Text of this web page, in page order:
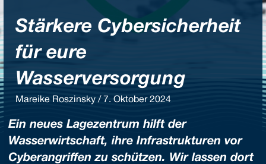
Stärkere Cybersicherheit
für eure
Wasserversorgung
Mareike Roszinsky / 7. Oktober 2024
Ein neues Lagezentrum hilft der
Wasserwirtschaft, ihre Infrastrukturen vor
Cyberangriffen zu schützen. Wir lassen dort